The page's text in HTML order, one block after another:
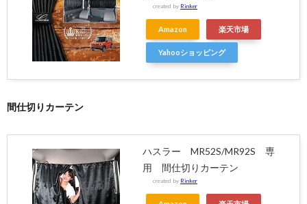
created by Rinker
Amazon 楽天市場
Yahooショッピング
間仕切りカーテン
ハスラー MR52S/MR92S 専
用 間仕切りカーテン
created by Rinker